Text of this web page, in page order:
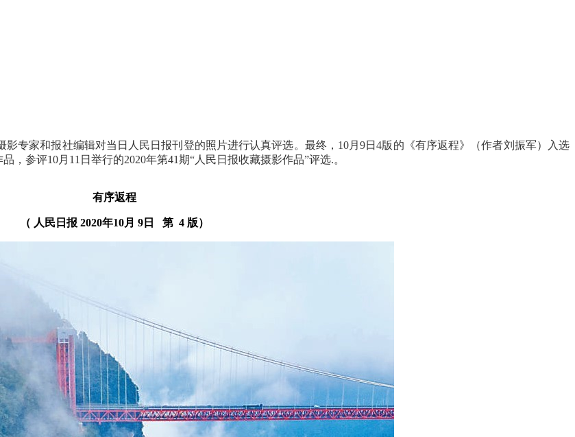
专家和报社编辑对当日人民日报刊登的照片进行认真评选。最终，10月9日4版的《有序返程》（作者刘振军）入选
，参评10月11日举行的2020年第41期“人民日报收藏摄影作品”评选.。
有序返程
（ 人民日报 2020年10月 9日 第 4 版）